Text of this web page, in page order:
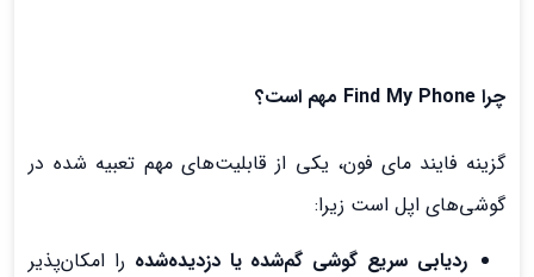
چرا Find My Phone مهم است؟
گزینه فایند مای فون، یکی از قابلیت‌های مهم تعبیه شده در
گوشی‌های اپل است زیرا:
ردیابی سریع گوشی گم‌شده یا دزدیده‌شده را امکان‌پذیر